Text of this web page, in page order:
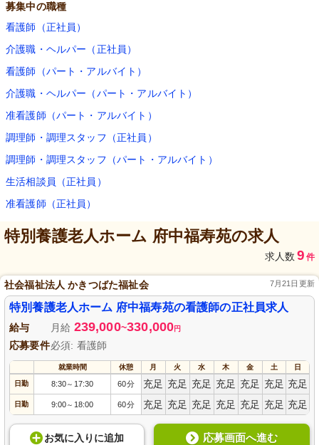
募集中の職種
看護師（正社員）
介護職・ヘルパー（正社員）
看護師（パート・アルバイト）
介護職・ヘルパー（パート・アルバイト）
准看護師（パート・アルバイト）
調理師・調理スタッフ（正社員）
調理師・調理スタッフ（パート・アルバイト）
生活相談員（正社員）
准看護師（正社員）
特別養護老人ホーム 府中福寿苑の求人
求人数 9 件
社会福祉法人 かきつばた福祉会 7月21日更新
特別養護老人ホーム 府中福寿苑の看護師の正社員求人
給与 月給 239,000~330,000円
応募要件必須: 看護師
就業時間 休憩 月 火 水 木 金 土 日
日勤 8:30～ 17:30 60分 充足 充足 充足 充足 充足 充足 充足
日勤 9:00～ 18:00 60分 充足 充足 充足 充足 充足 充足 充足
お気に入り に追加 応募画面へ進む